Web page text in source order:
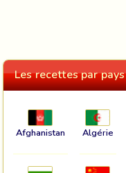
Les recettes par pays
Afghanistan Algérie